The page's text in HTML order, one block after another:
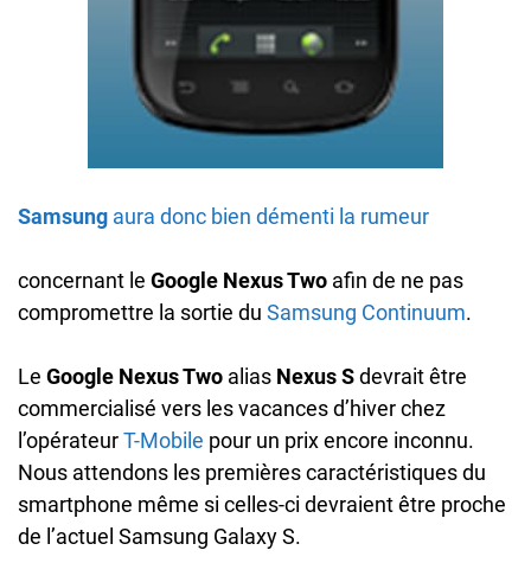
Samsung aura donc bien démenti la rumeur
concernant le Google Nexus Two afin de ne pas
compromettre la sortie du Samsung Continuum.
Le Google Nexus Two alias Nexus Sdevrait être
commercialisé vers les vacances d’hiver chez
l’opérateurT-Mobile pour un prix encore inconnu.
Nous attendons les premières caractéristiques du
smartphone même si celles-ci devraient être proche
de l’actuel Samsung Galaxy S.